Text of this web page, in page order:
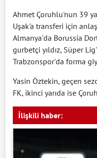
Ahmet Çoruhlu'nun 39
Uşak'a transferi için
Almanya'da Borussia
gurbetçi yıldız, Süper
Trabzonspor'da forma
Yasin Öztekin, geçen
FK, ikinci yarıda ise
İlişkili haber: